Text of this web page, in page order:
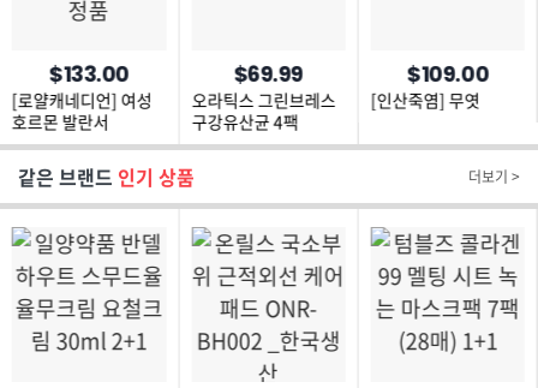
$133.00
[로얄캐네디언] 여성
호르몬 발란서
파이토젠 정품
$69.99
오라틱스 그린브레스
구강유산균 4팩
$109.00
[인산죽염] 무엿
같은 브랜드 인기 상품 더보기 >